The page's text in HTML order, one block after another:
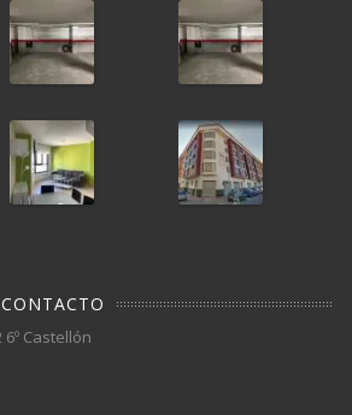
Castellón